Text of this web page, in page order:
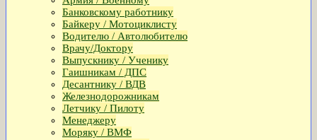
Банковскому работнику
Байкеру / Мотоциклисту
Водителю / Автолюбителю
Врачу/Доктору
Выпускнику / Ученику
Гаишникам / ДПС
Десантнику / ВДВ
Железнодорожникам
Летчику / Пилоту
Менеджеру
Моряку / ВМФ